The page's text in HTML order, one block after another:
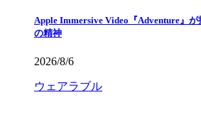
Apple Immersive Video『Adventure』
の精神
2026/8/6
ウェアラブル